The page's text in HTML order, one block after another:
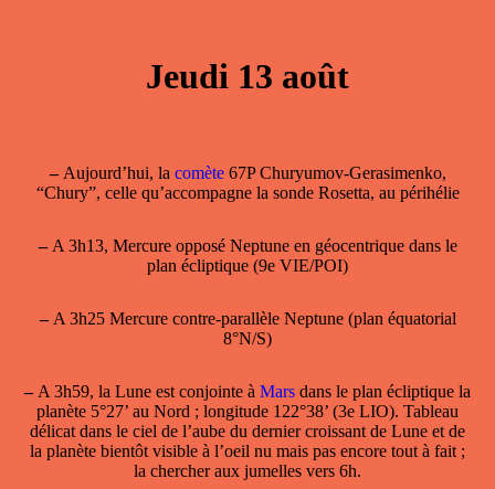
Jeudi 13 août
–Aujourd’hui, la comète 67P Churyumov-Gerasimenko,
“Chury”, celle qu’accompagne la sonde Rosetta, au périhélie
–A 3h13, Mercure opposé Neptune en géocentrique dans le
plan écliptique (9e VIE/POI)
–A 3h25 Mercure contre-parallèle Neptune (plan équatorial
8°N/S)
–A 3h59, la Lune est conjointe à Mars dans le plan écliptique la
planète 5°27’ au Nord ; longitude 122°38’ (3e LIO). Tableau
délicat dans le ciel de l’aube du dernier croissant de Lune et de
la planète bientôt visible à l’oeil nu mais pas encore tout à fait ;
la chercher aux jumelles vers 6h.